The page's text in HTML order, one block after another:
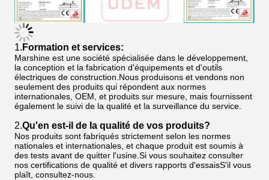
1. Formation et services:
Marshine est une société spécialisée dans le développement,
la conception et la fabrication d'équipements et d'outils
électriques de construction.Nous produisons et vendons non
seulement des produits qui répondent aux normes
internationales, OEM, et produits sur mesure, mais fournissent
également le suivi de la qualité et la surveillance du service.
2.Qu'en est-il de la qualité de vos produits?
Nos produits sont fabriqués strictement selon les normes
nationales et internationales, et chaque produit est soumis à
des tests avant de quitter l'usine.Si vous souhaitez consulter
nos certifications de qualité et divers rapports d'essaisS'il vous
plaît, consultez-nous.